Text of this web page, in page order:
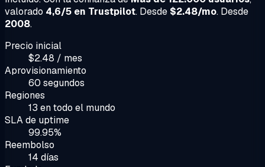
valorado 4,6/5 en Trustpilot. Desde $2.48/mo. Desde
2008.
Precio inicial
$2.48 / mes
Aprovisionamiento
60 segundos
Regiones
13 en todo el mundo
SLA de uptime
99.95%
Reembolso
14 días